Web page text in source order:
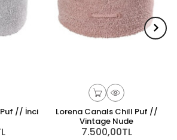
// İnci
Lorena Canals Chill Puf //
Vintage Nude
7.500,00TL